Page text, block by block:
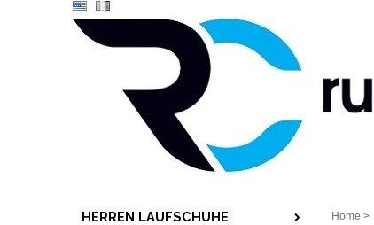
HERREN LAUFSCHUHE Home >